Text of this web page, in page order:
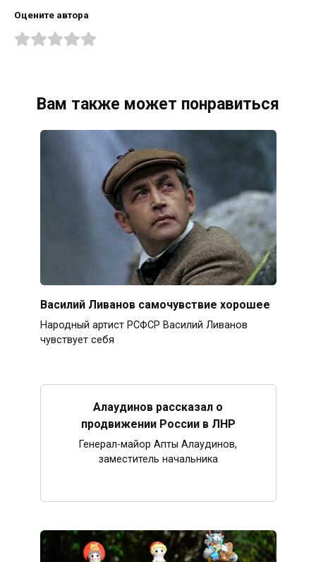
Оцените автора
Вам также может понравиться
Василий Ливанов самочувствие хорошее
Народный артист РСФСР Василий Ливанов
чувствует себя
Алаудинов рассказал о
продвижении России в ЛНР
Генерал-майор Апты Алаудинов,
заместитель начальника